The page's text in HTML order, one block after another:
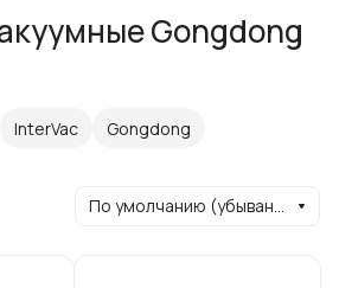
Gongdong
InterVac Gongdong
По умолчанию (убывание)